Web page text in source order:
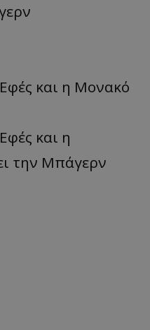
και η Μονακό
και η
την Μπάγερν